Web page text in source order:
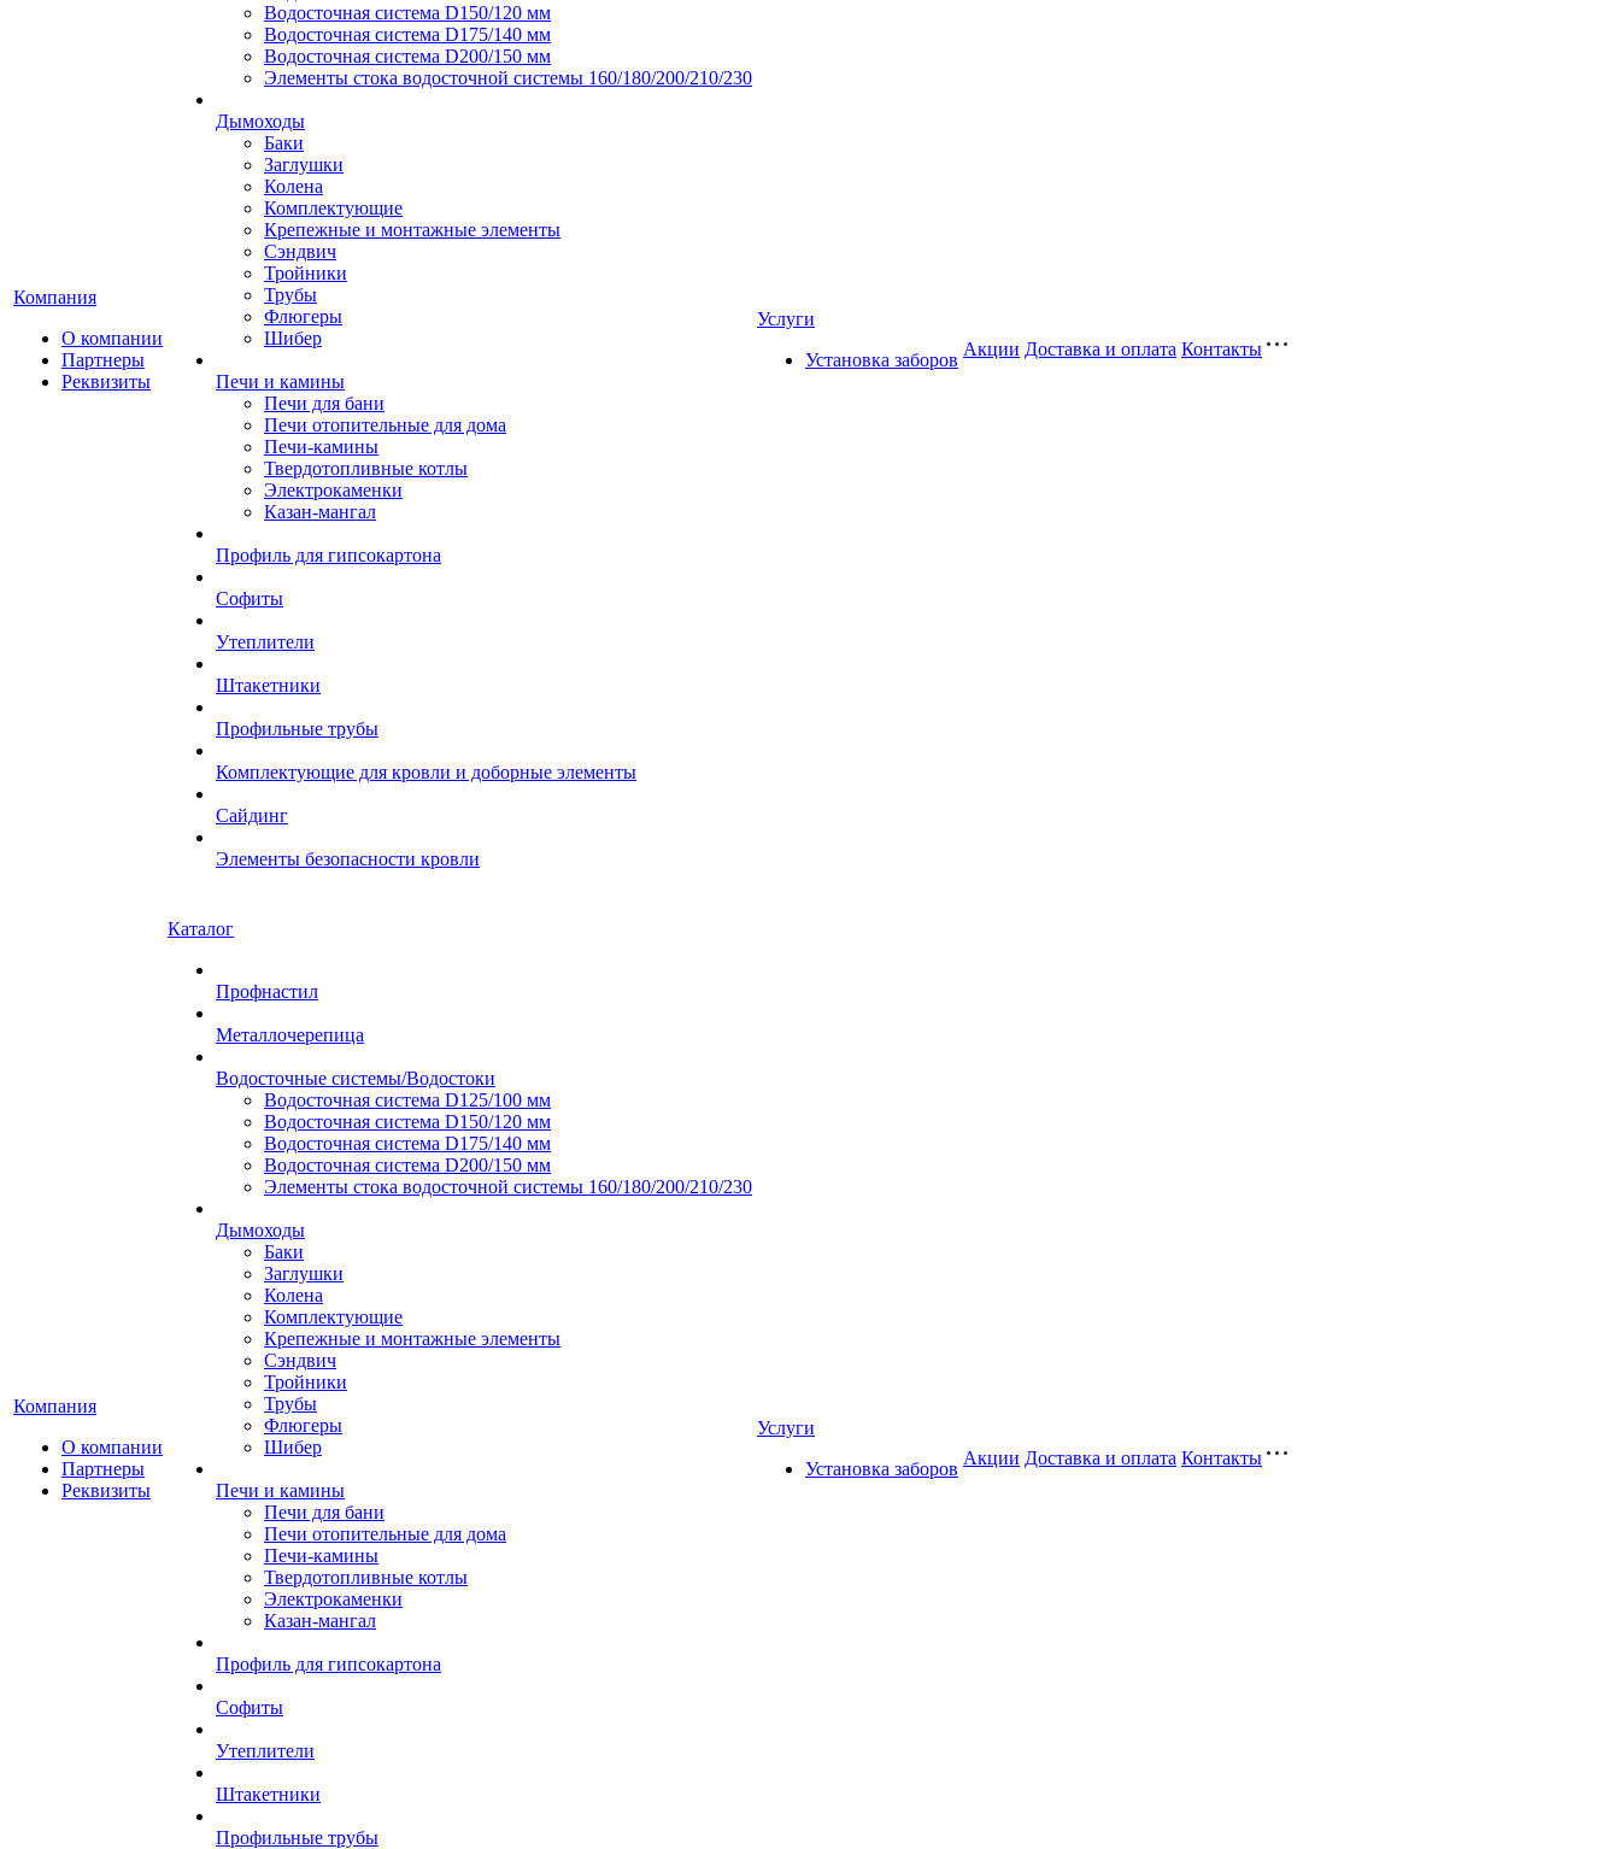
Компания
О компании
Партнеры
Реквизиты
Водосточная система D150/120 мм
Водосточная система D175/140 мм
Водосточная система D200/150 мм
Элементы стока водосточной системы 160/180/200/210/230
Дымоходы
Баки
Заглушки
Колена
Комплектующие
Крепежные и монтажные элементы
Сэндвич
Тройники
Трубы
Флюгеры
Шибер
Печи и камины
Печи для бани
Печи отопительные для дома
Печи-камины
Твердотопливные котлы
Электрокаменки
Казан-мангал
Профиль для гипсокартона
Софиты
Утеплители
Штакетники
Профильные трубы
Комплектующие для кровли и доборные элементы
Сайдинг
Элементы безопасности кровли
Услуги
Установка заборов
Акции Доставка и оплата Контакты
Компания
О компании
Партнеры
Реквизиты
Каталог
Профнастил
Металлочерепица
Водосточные системы/Водостоки
Водосточная система D125/100 мм
Водосточная система D150/120 мм
Водосточная система D175/140 мм
Водосточная система D200/150 мм
Элементы стока водосточной системы 160/180/200/210/230
Дымоходы
Баки
Заглушки
Колена
Комплектующие
Крепежные и монтажные элементы
Сэндвич
Тройники
Трубы
Флюгеры
Шибер
Печи и камины
Печи для бани
Печи отопительные для дома
Печи-камины
Твердотопливные котлы
Электрокаменки
Казан-мангал
Профиль для гипсокартона
Софиты
Утеплители
Штакетники
Профильные трубы
Услуги
Установка заборов
Акции Доставка и оплата Контакты